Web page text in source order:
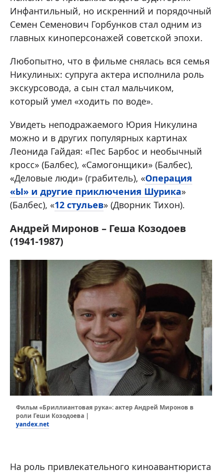
Инфантильный, но искренний и порядочный
Семен Семенович Горбунков стал одним из
главных киноперсонажей советской эпохи.
Любопытно, что в фильме снялась вся семья
Никулиных: супруга актера исполнила роль
экскурсовода, а сын стал мальчиком,
который умел «ходить по воде».
Увидеть неподражаемого Юрия Никулина
можно и в других популярных картинах
Леонида Гайдая: «Пес Барбос и необычный
кросс» (Балбес), «Самогонщики» (Балбес),
«Деловые люди» (грабитель), «Операция
«Ы» и другие приключения Шурика»
(Балбес), «12 стульев» (Дворник Тихон).
Андрей Миронов – Геша Козодоев
(1941-1987)
Фильм «Бриллиантовая рука»: актер Андрей Миронов в
роли Геши Козодоева |
yandex.net
На роль привлекательного киноавантюриста